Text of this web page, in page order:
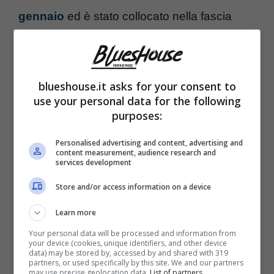
gennaio ed è stato collocato nella fascia
con il programma che ha sostituito “Stasera
Italia”, nonostante i contenuti siano in pratica
gli stessi.
Il fuorionda della Berlinguer è stato mostrato
dalla trasmissione di Antonio Ricci durante la
serata di giovedì 11 gennaio 2024. Ezio
Greggio commenta fuori campo le immagini
mostrate, scherzando alla sua maniera ed a
quella che contraddistingue Striscia.
blueshouse.it asks for your consent to
use your personal data for the following
purposes:
Personalised advertising and content, advertising and
content measurement, audience research and
services development
Store and/or access information on a device
Learn more
Your personal data will be processed and information from
your device (cookies, unique identifiers, and other device
data) may be stored by, accessed by and shared with 319
partners, or used specifically by this site. We and our partners